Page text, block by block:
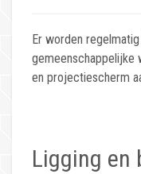
Er worden
gemeenschappelijke
en projectiescherm
Ligging en